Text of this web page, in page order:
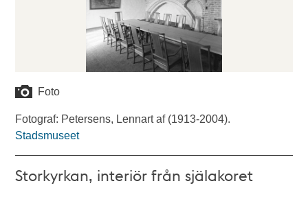
Foto
Fotograf: Petersens, Lennart af (1913-2004).
Stadsmuseet
Storkyrkan, interiör från själakoret